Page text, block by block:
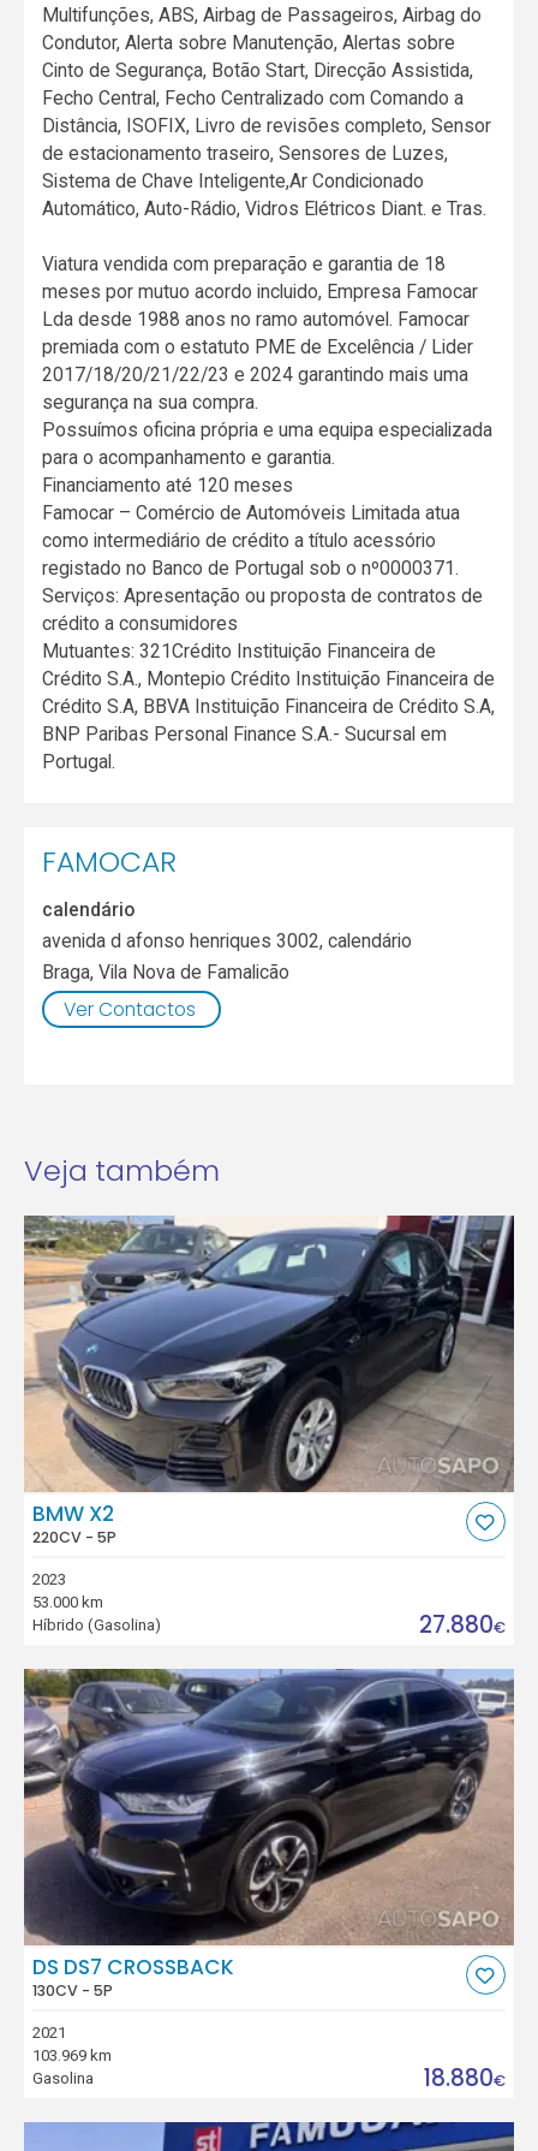
Multifunções, ABS, Airbag de Passageiros, Airbag do
Condutor, Alerta sobre Manutenção, Alertas sobre
Cinto de Segurança, Botão Start, Direcção Assistida,
Fecho Central, Fecho Centralizado com Comando a
Distância, ISOFIX, Livro de revisões completo, Sensor
de estacionamento traseiro, Sensores de Luzes,
Sistema de Chave Inteligente,Ar Condicionado
Automático, Auto-Rádio, Vidros Elétricos Diant. e Tras.
Viatura vendida com preparação e garantia de 18
meses por mutuo acordo incluido, Empresa Famocar
Lda desde 1988 anos no ramo automóvel. Famocar
premiada com o estatuto PME de Excelência / Lider
2017/18/20/21/22/23 e 2024 garantindo mais uma
segurança na sua compra.
Possuímos oficina própria e uma equipa especializada
para o acompanhamento e garantia.
Financiamento até 120 meses
Famocar – Comércio de Automóveis Limitada atua
como intermediário de crédito a título acessório
registado no Banco de Portugal sob o nº0000371.
Serviços: Apresentação ou proposta de contratos de
crédito a consumidores
Mutuantes: 321Crédito Instituição Financeira de
Crédito S.A., Montepio Crédito Instituição Financeira de
Crédito S.A, BBVA Instituição Financeira de Crédito S.A,
BNP Paribas Personal Finance S.A.- Sucursal em
Portugal.
FAMOCAR
calendário
avenida d afonso henriques 3002, calendário
Braga,Vila Nova de Famalicão
Ver Contactos
Veja também
BMW X2
220CV - 5P
2023
53.000 km
Híbrido (Gasolina)
27.880€
DS DS7 CROSSBACK
130CV - 5P
2021
103.969 km
Gasolina
18.880€